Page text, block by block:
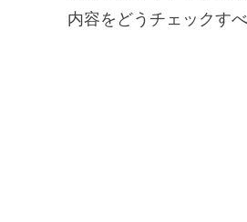
内容をどうチェックす